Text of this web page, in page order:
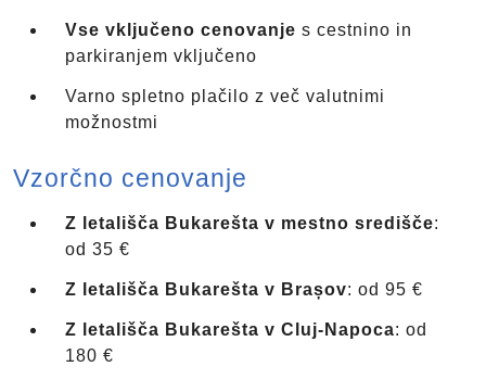
Vse vključeno cenovanje s cestnino in
parkiranjem vključeno
Varno spletno plačilo z več valutnimi
možnostmi
Vzorčno cenovanje
Z letališča Bukarešta v mestno središče:
od 35 €
Z letališča Bukarešta v Brașov: od 95 €
Z letališča Bukarešta v Cluj-Napoca: od
180 €